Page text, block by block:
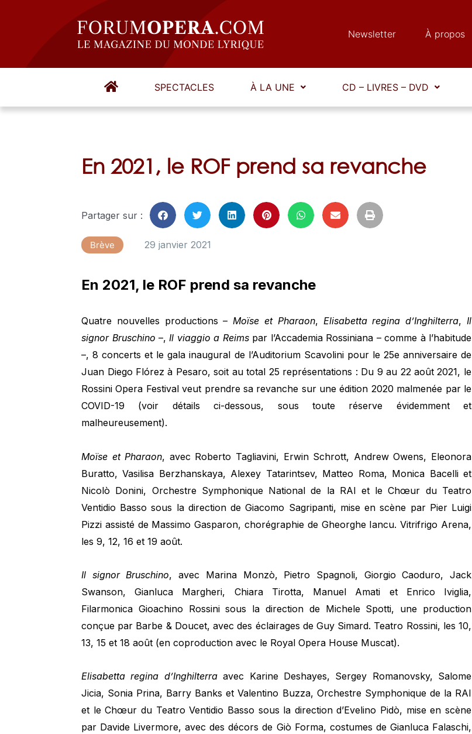
Newsletter À propos
SPECTACLES À LA UNE CD – LIVRES – DVD
En 2021, le ROF prend sa revanche
Partager sur :
Brève 29 janvier 2021
En 2021, le ROF prend sa revanche
Quatre nouvelles productions –Moïse et Pharaon, Elisabetta regina d’Inghilterra, Il
signor Bruschino –,Il viaggio a Reimspar l’Accademia Rossiniana – comme à l’habitude
–, 8 concerts et le gala inaugural de l’Auditorium Scavolini pour le 25e anniversaire de
Juan Diego Flórez à Pesaro, soit au total 25 représentations : Du 9 au 22 août 2021, le
Rossini Opera Festival veut prendre sa revanche sur une édition 2020 malmenée par le
COVID-19 (voir détails ci-dessous, sous toute réserve évidemment et
malheureusement).
Moïse et Pharaon, avec Roberto Tagliavini, Erwin Schrott, Andrew Owens, Eleonora
Buratto, Vasilisa Berzhanskaya, Alexey Tatarintsev, Matteo Roma, Monica Bacelli et
Nicolò Donini, Orchestre Symphonique National de la RAI et le Chœur du Teatro
Ventidio Basso sous la direction de Giacomo Sagripanti, mise en scène par Pier Luigi
Pizzi assisté de Massimo Gasparon, chorégraphie de Gheorghe Iancu. Vitrifrigo Arena,
les 9, 12, 16 et 19 août.
Il signor Bruschino, avec Marina Monzò, Pietro Spagnoli, Giorgio Caoduro, Jack
Swanson, Gianluca Margheri, Chiara Tirotta, Manuel Amati et Enrico Iviglia,
Filarmonica Gioachino Rossini sous la direction de Michele Spotti, une production
conçue par Barbe & Doucet, avec des éclairages de Guy Simard. Teatro Rossini, les 10,
13, 15 et 18 août (en coproduction avec le Royal Opera House Muscat).
Elisabetta regina d’Inghilterraavec Karine Deshayes, Sergey Romanovsky, Salome
Jicia, Sonia Prina, Barry Banks et Valentino Buzza, Orchestre Symphonique de la RAI
et le Chœur du Teatro Ventidio Basso sous la direction d’Evelino Pidò, mise en scène
par Davide Livermore, avec des décors de Giò Forma, costumes de Gianluca Falaschi,